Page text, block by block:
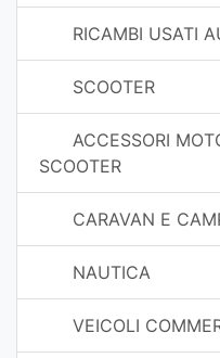
RICAMBI USATI
SCOOTER
ACCESSORI
SCOOTER
CARAVAN E
NAUTICA
VEICOLI